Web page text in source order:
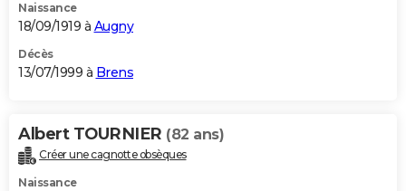
Naissance
18/09/1919 à Augny
Décès
13/07/1999 à Brens
Albert TOURNIER (82 ans)
Créer une cagnotte obsèques
Naissance